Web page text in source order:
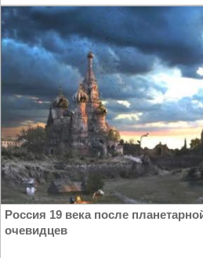
Россия 19 века после
очевидцев